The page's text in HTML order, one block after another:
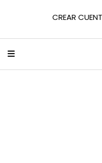
CREAR